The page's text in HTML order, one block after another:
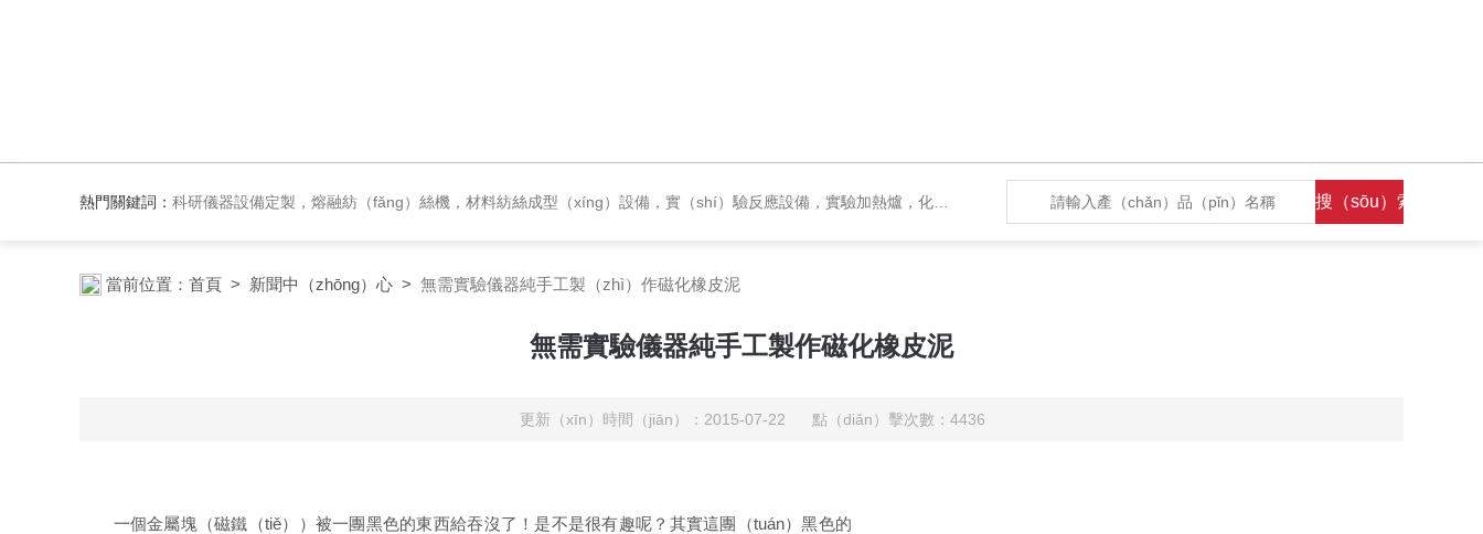
熱門關鍵詞： 科研儀器設備定製，熔融紡（fǎng）絲機，材料紡絲成型（xíng）設備，實（shí）驗反應設備，實驗加熱爐，化工試驗裝置，材料檢測類設備，配（pèi）電與（yǔ）節能項目，機械設計加工，實驗室儀器耗材，通用儀器設備
當前位置： 首頁 > 新聞中（zhōng）心 > 無需實驗儀器純手工製（zhì）作磁化橡皮泥
無需實驗儀器純手工製作磁化橡皮泥
更新（xīn）時間（jiān）：2015-07-22 點（diǎn）擊次數：4436
一個金屬塊（磁鐵（tiě））被一團黑色的東西給吞沒了！是不是很有趣呢？其實這團（tuán）黑色的